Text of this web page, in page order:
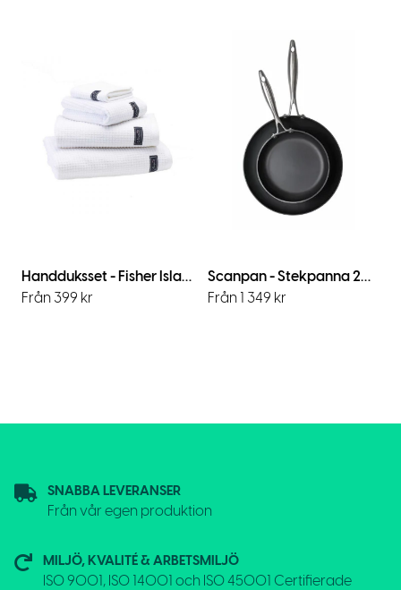
Handduksset - Fisher Island 4pcs in Box / White
Från 399 kr
Scanpan - Stekpanna 20+28 cm i dubbelomslag
Från 1 349 kr
SNABBA LEVERANSER
Från vår egen produktion
MILJÖ, KVALITÉ & ARBETSMILJÖ
ISO 9001, ISO 14001 och ISO 45001 Certifierade